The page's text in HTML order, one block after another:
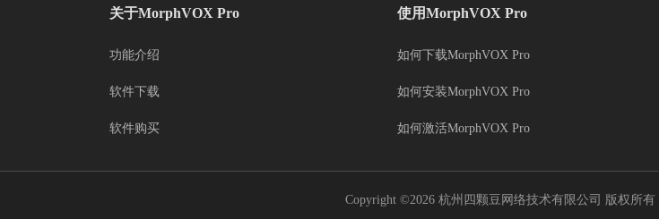
关于MorphVOX Pro
功能介绍
软件下载
软件购买
使用MorphVOX Pro
如何下载MorphVOX Pro
如何安装MorphVOX Pro
如何激活MorphVOX Pro
Copyright ©2026 杭州四颗豆网络技术有限公司 版权所有 |